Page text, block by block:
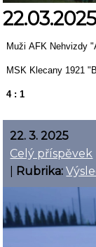
22.03.2025
Muži AFK Nehvizdy
MSK Klecany 1921
4 : 1
22. 3. 2025
Celý příspěvek
Rubrika: